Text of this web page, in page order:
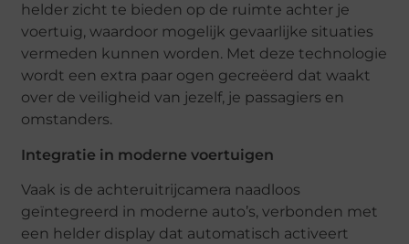
helder zicht te bieden op de ruimte achter je
voertuig, waardoor mogelijk gevaarlijke situaties
vermeden kunnen worden. Met deze technologie
wordt een extra paar ogen gecreëerd dat waakt
over de veiligheid van jezelf, je passagiers en
omstanders.
Integratie in moderne voertuigen
Vaak is de achteruitrijcamera naadloos
geïntegreerd in moderne auto’s, verbonden met
een helder display dat automatisch activeert